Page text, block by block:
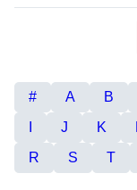
# A B
J K
R
S T